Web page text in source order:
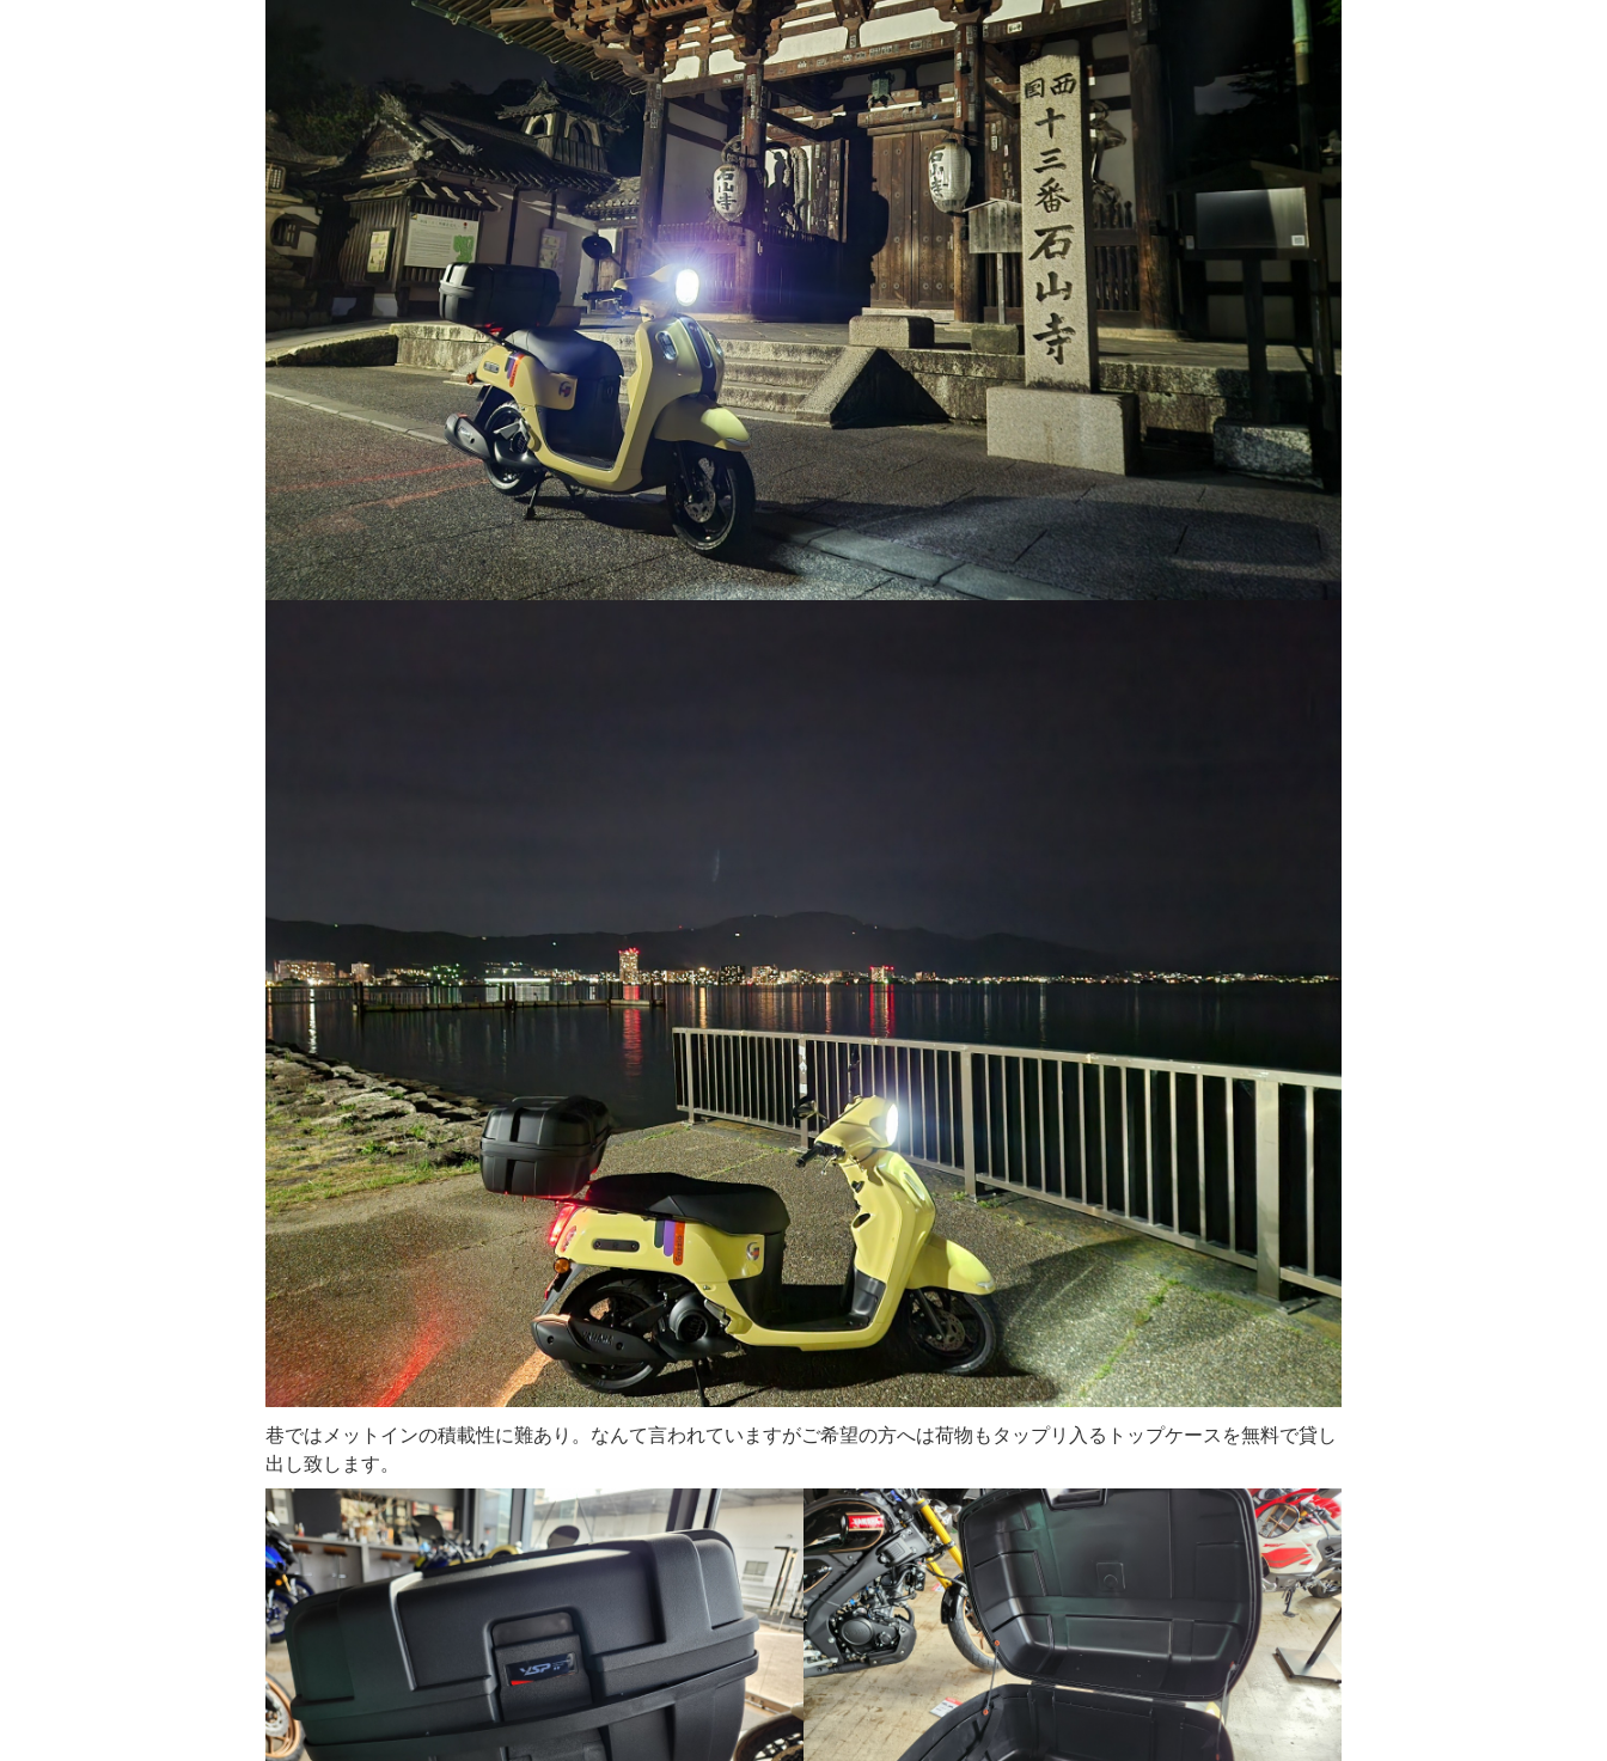
巷ではメットインの積載性に難あり。なんて言われていますがご希望の方へは荷物もタップリ入るトップケースを無料で貸し
出し致します。